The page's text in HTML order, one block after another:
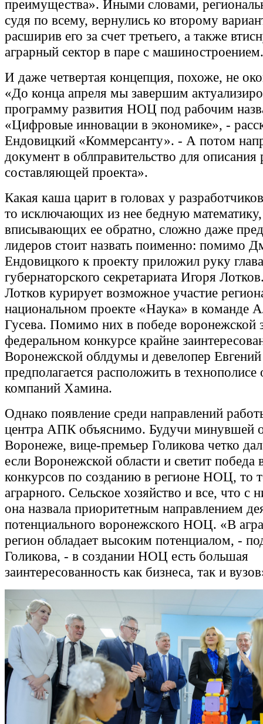
преимущества». Иными словами,
судя по всему, вернулись ко второму
расширив его за счет третьего, а также
аграрный сектор в паре с машиностроением.
И даже четвертая концепция, похоже, не
«До конца апреля мы завершим
программу развития НОЦ под рабочим
«Цифровые инновации в экономике», -
Ендовицкий «Коммерсанту». - А потом
документ в облправительство для описания
составляющей проекта».
Какая каша царит в головах у
то исключающих из нее бедную
вписывающих ее обратно, сложно даже
лидеров стоит назвать поименно: помимо
Ендовицкого к проекту приложил руку глава
губернаторского секретариата Игоря
Лотков курирует возможное участие
национальном проекте «Наука» в команде
Гусева. Помимо них в победе воронежской
федеральном конкурсе крайне
Воронежской облдумы и девелопер
предполагается расположить в
компаний Хамина.
Однако появление среди направлений
центра АПК объяснимо. Будучи минувшей
Воронеже, вице-премьер Голикова четко
если Воронежской области и светит победа
конкурсов по созданию в регионе НОЦ, то
аграрного. Сельское хозяйство и все, что с
она назвала приоритетным направлением
потенциального воронежского НОЦ. «В
регион обладает высоким потенциалом, -
Голикова, - в создании НОЦ есть большая
заинтересованность как бизнеса, так и